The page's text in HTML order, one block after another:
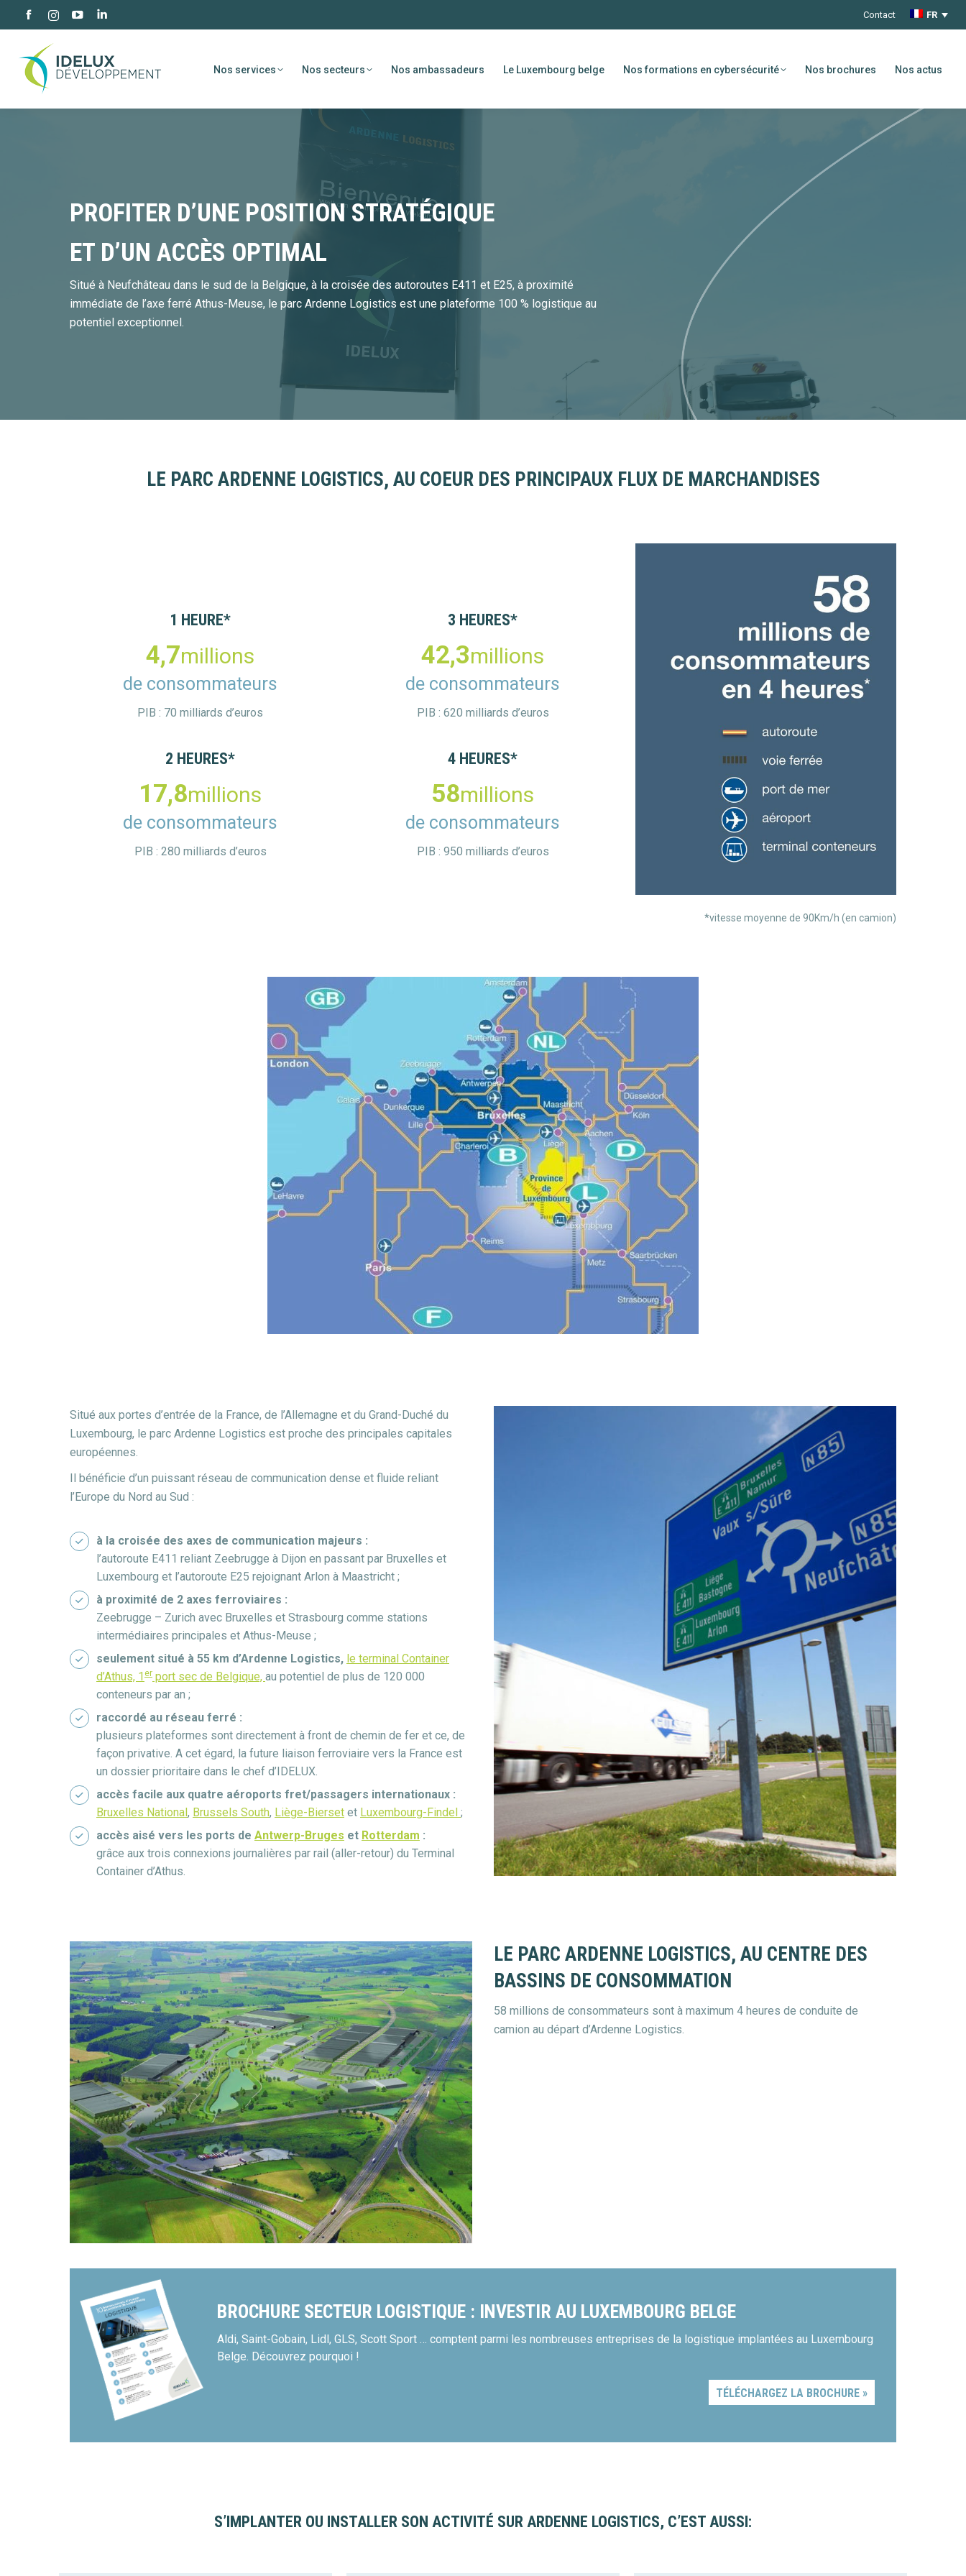
Facebook
page
opens
in
new
Instagram
page
opens
new
opens
new
opens
new
Contact FR
Nos services Nos secteurs Nos ambassadeurs Le Luxembourg belge Nos formations en cybersécurité Nos brochures Nos actus
PROFITER D’UNE POSITION STRATÉGIQUE
ET D’UN ACCÈS OPTIMAL
Situé à Neufchâteau dans le sud de la Belgique, à la croisée des autoroutes E411 et E25, à proximité
immédiate de l’axe ferré Athus-Meuse, le parc Ardenne Logistics est une plateforme 100 % logistique au
potentiel exceptionnel.
LE PARC ARDENNE LOGISTICS, AU COEUR DES PRINCIPAUX FLUX DE MARCHANDISES
1 HEURE*
4,7millions
de consommateurs
PIB : 70 milliards d’euros
2 HEURES*
17,8millions
de consommateurs
PIB : 280 milliards d’euros
3 HEURES*
42,3millions
de consommateurs
PIB : 620 milliards d’euros
4 HEURES*
58millions
de consommateurs
PIB : 950 milliards d’euros
*vitesse moyenne de 90Km/h (en camion)
Situé aux portes d’entrée de la France, de l’Allemagne et du Grand-Duché du
Luxembourg, le parc Ardenne Logistics est proche des principales capitales
européennes.
Il bénéficie d’un puissant réseau de communication dense et fluide reliant
l’Europe du Nord au Sud :
à la croisée des axes de communication majeurs :
l’autoroute E411 reliant Zeebrugge à Dijon en passant par Bruxelles et
Luxembourg et l’autoroute E25 rejoignant Arlon à Maastricht ;
à proximité de 2 axes ferroviaires :
Zeebrugge – Zurich avec Bruxelles et Strasbourg comme stations
intermédiaires principales et Athus-Meuse ;
seulement situé à 55 km d’Ardenne Logistics, le terminal Container
d’Athus, 1 er port sec de Belgique, au potentiel de plus de 120 000
conteneurs par an ;
raccordé au réseau ferré :
plusieurs plateformes sont directement à front de chemin de fer et ce, de
façon privative. A cet égard, la future liaison ferroviaire vers la France est
un dossier prioritaire dans le chef d’IDELUX.
accès facile aux quatre aéroports fret/passagers internationaux :
Bruxelles National , Brussels South, Liège-Bierset et Luxembourg-Findel ;
accès aisé vers les ports de Antwerp-Bruges et Rotterdam :
grâce aux trois connexions journalières par rail (aller-retour) du Terminal
Container d’Athus.
LE PARC ARDENNE LOGISTICS, AU CENTRE DES
BASSINS DE CONSOMMATION
58 millions de consommateurs sont à maximum 4 heures de conduite de
camion au départ d’Ardenne Logistics.
BROCHURE SECTEUR LOGISTIQUE : INVESTIR AU LUXEMBOURG BELGE
Aldi, Saint-Gobain, Lidl, GLS, Scott Sport … comptent parmi les nombreuses entreprises de la logistique implantées au Luxembourg
Belge. Découvrez pourquoi !
TÉLÉCHARGEZ LA BROCHURE »
S’IMPLANTER OU INSTALLER SON ACTIVITÉ SUR ARDENNE LOGISTICS, C’EST AUSSI: